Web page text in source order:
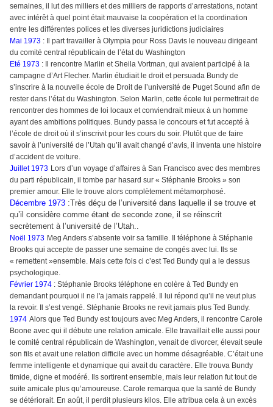
semaines, il lut des milliers et des milliers de rapports d’arrestations, notant
avec intérêt à quel point était mauvaise la coopération et la coordination
entre les différentes polices et les diverses juridictions judiciaires
Mai 1973 : Il part travailler à Olympia pour Ross Davis le nouveau dirigeant
du comité central républicain de l’état du Washington
Eté 1973 : Il rencontre Marlin et Sheila Vortman, qui avaient participé à la
campagne d’Art Flecher. Marlin étudiait le droit et persuada Bundy de
s’inscrire à la nouvelle école de Droit de l’université de Puget Sound afin de
rester dans l’état du Washington. Selon Marlin, cette école lui permettrait de
rencontrer des hommes de loi locaux et conviendrait mieux à un homme
ayant des ambitions politiques. Bundy passa le concours et fut accepté à
l’école de droit où il s’inscrivit pour les cours du soir. Plutôt que de faire
savoir à l’université de l’Utah qu’il avait changé d’avis, il inventa une histoire
d’accident de voiture.
Juillet 1973 Lors d’un voyage d’affaires à San Francisco avec des membres
du parti républicain, il tombe par hasard sur « Stéphanie Brooks » son
premier amour. Elle le trouve alors complètement métamorphosé.
Décembre 1973 :Très déçu de l’université dans laquelle il se trouve et
qu’il considère comme étant de seconde zone, il se réinscrit
secrètement à l’université de l’Utah..
Noël 1973 Meg Anders s’absente voir sa famille. Il téléphone à Stéphanie
Brooks qui accepte de passer une semaine de congés avec lui. Ils se
« remettent »ensemble. Mais cette fois ci c’est Ted Bundy qui a le dessus
psychologique.
Février 1974 : Stéphanie Brooks téléphone en colère à Ted Bundy en
demandant pourquoi il ne l'a jamais rappelé. Il lui répond qu’il ne veut plus
la revoir. Il s’est vengé. Stéphanie Brooks ne revit jamais plus Ted Bundy.
1974 Alors que Ted Bundy est toujours avec Meg Anders, il rencontre Carole
Boone avec qui il débute une relation amicale. Elle travaillait elle aussi pour
le comité central républicain de Washington, venait de divorcer, élevait seule
son fils et avait une relation difficile avec un homme désagréable. C’était une
femme intelligente et dynamique qui avait du caractère. Elle trouva Bundy
timide, digne et modéré. Ils sortirent ensemble, mais leur relation fut tout de
suite amicale plus qu’amoureuse. Carole remarqua que la santé de Bundy
se détériorait. En août, il perdit plusieurs kilos. Elle attribua cela à un excès